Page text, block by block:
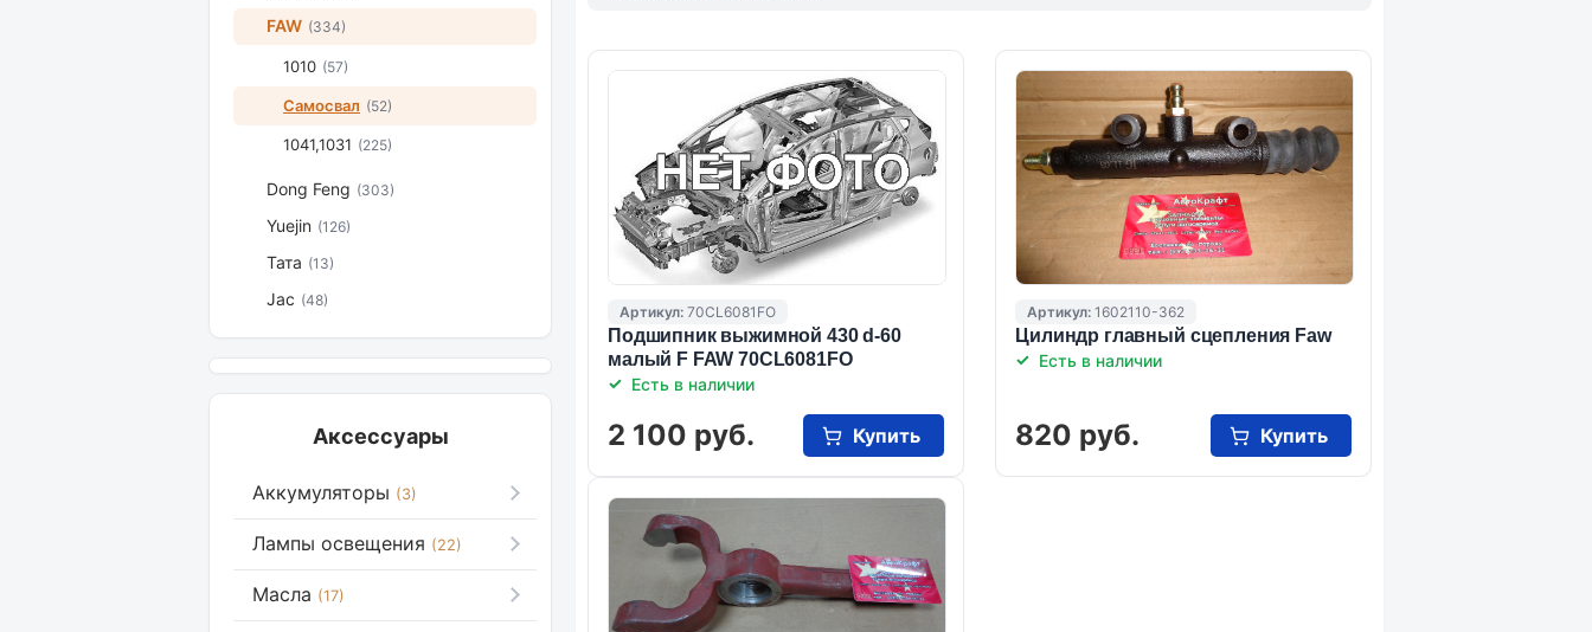
Артикул: 70CL6081FO
Подшипник выжимной 430 d-60
малый F FAW 70CL6081FO
Есть в наличии
2 100 руб. Купить
Артикул:1602110-362
Цилиндр главный сцепления Faw
Есть в наличии
820 руб. Купить
FAW (334)
1010 (57)
Самосвал (52)
1041,1031 (225)
Dong Feng (303)
Yuejin (126)
Тата (13)
Jac (48)
Аксессуары
Аккумуляторы (3)
Лампы освещения (22)
Масла (17)